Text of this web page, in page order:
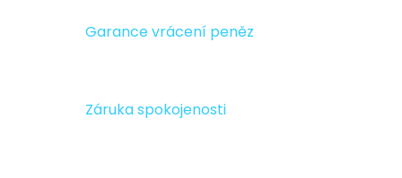
Garance vrácení peněz
Záruka spokojenosti